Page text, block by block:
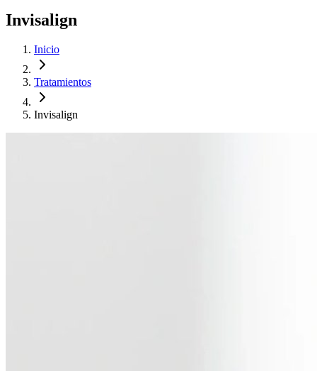
Invisalign
Inicio
Tratamientos
Invisalign